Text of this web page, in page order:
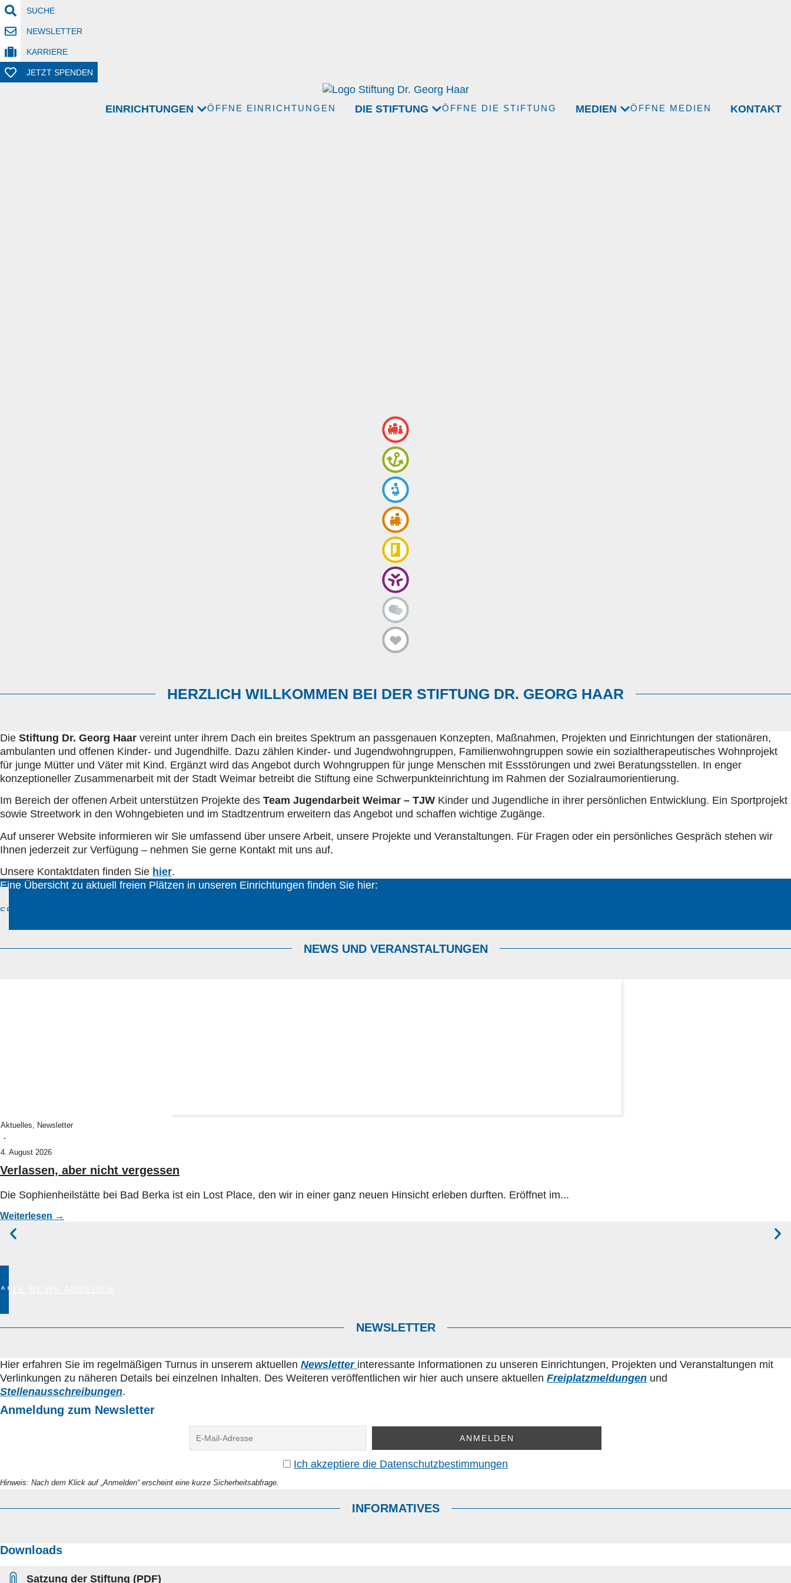
SUCHE
NEWSLETTER
KARRIERE
JETZT SPENDEN
EINRICHTUNGEN ÖFFNE EINRICHTUNGEN DIE STIFTUNG ÖFFNE DIE STIFTUNG MEDIEN ÖFFNE MEDIEN KONTAKT
HERZLICH WILLKOMMEN BEI DER STIFTUNG DR. GEORG HAAR
Die Stiftung Dr. Georg Haar vereint unter ihrem Dach ein breites Spektrum an passgenauen Konzepten, Maßnahmen, Projekten und Einrichtungen der stationären,
ambulanten und offenen Kinder- und Jugendhilfe. Dazu zählen Kinder- und Jugendwohngruppen, Familienwohngruppen sowie ein sozialtherapeutisches Wohnprojekt
für junge Mütter und Väter mit Kind. Ergänzt wird das Angebot durch Wohngruppen für junge Menschen mit Essstörungen und zwei Beratungsstellen. In enger
konzeptioneller Zusammenarbeit mit der Stadt Weimar betreibt die Stiftung eine Schwerpunkteinrichtung im Rahmen der Sozialraumorientierung.
Im Bereich der offenen Arbeit unterstützen Projekte des Team Jugendarbeit Weimar – TJW Kinder und Jugendliche in ihrer persönlichen Entwicklung. Ein Sportprojekt
sowie Streetwork in den Wohngebieten und im Stadtzentrum erweitern das Angebot und schaffen wichtige Zugänge.
Auf unserer Website informieren wir Sie umfassend über unsere Arbeit, unsere Projekte und Veranstaltungen. Für Fragen oder ein persönliches Gespräch stehen wir
Ihnen jederzeit zur Verfügung – nehmen Sie gerne Kontakt mit uns auf.
Unsere Kontaktdaten finden Sie hier.
Eine Übersicht zu aktuell freien Plätzen in unseren Einrichtungen finden Sie hier:
FREIE PLÄTZE
NEWS UND VERANSTALTUNGEN
Aktuelles Newsletter
·
4. August 2026
Verlassen, aber nicht vergessen
Die Sophienheilstätte bei Bad Berka ist ein Lost Place, den wir in einer ganz neuen Hinsicht erleben durften. Eröffnet im...
Weiterlesen →
ALLE NEWS ANSEHEN
NEWSLETTER
Hier erfahren Sie im regelmäßigen Turnus in unserem aktuellen Newsletter interessante Informationen zu unseren Einrichtungen, Projekten und Veranstaltungen mit
Verlinkungen zu näheren Details bei einzelnen Inhalten. Des Weiteren veröffentlichen wir hier auch unsere aktuellen Freiplatzmeldungen und
Stellenausschreibungen.
Anmeldung zum Newsletter
Ich akzeptiere die Datenschutz­­bestimmungen
Hinweis: Nach dem Klick auf „Anmelden“ erscheint eine kurze Sicherheitsabfrage.
INFORMATIVES
Downloads
Satzung der Stiftung (PDF)